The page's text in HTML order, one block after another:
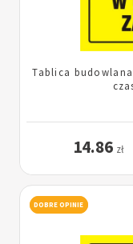
Tablica
14.86 zł
DOBRE OPINIE